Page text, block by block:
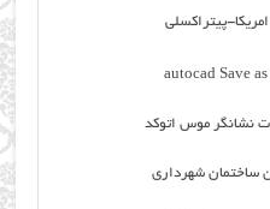
پیتراکسلی
نشانگر موس اتوکد
ساختمان شهرداری